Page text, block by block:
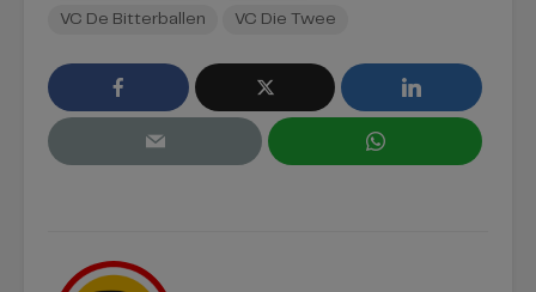
VC De Bitterballen VC Die Twee